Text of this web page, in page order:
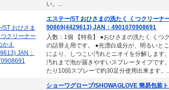
い。...
エステー/ST おひさまの洗たく くつクリーナ
90869(4429613) JAN：4901070908691
入数：1個 【特長】 ●おひさまの洗たく くつ
の詰替え用です。 ●光漂白成分が、明るいと
により、しつこい汚れとニオイを分解します
汚れまで泡が届きやすいスプレータイプです
たり10回スプレーで約30足分使用出来ます。
ショーワグローブ/SHOWAGLOVE 簡易包装